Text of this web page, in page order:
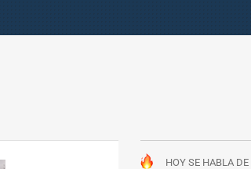
HOY SE HABLA DE